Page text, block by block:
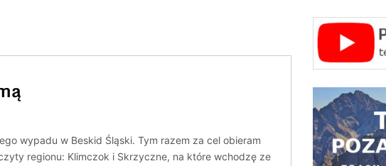
wypadu w Beskid Śląski. Tym razem za cel obieram
regionu: Klimczok i Skrzyczne, na które wchodzę ze